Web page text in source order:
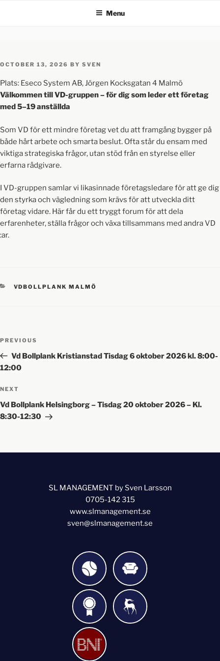
Menu
OCTOBER 13, 2026 BY SVEN
Plats: Eseco System AB, Jörgen Kocksgatan 4 Malmö
Välkommen till VD-gruppen – för dig som leder ett företag
med 5–19 anställda
Som VD för ett mindre företag vet du att framgång bygger på
både hårt arbete och smarta beslut. Ofta står du ensam med
viktiga strategiska frågor, utan stöd från en styrelse eller
erfarna rådgivare.
I VD-gruppen samlar vi likasinnade företagsledare för att ge dig
den styrka och vägledning som krävs för att utveckla ditt
företag vidare. Här får du ett tryggt forum för att dela
erfarenheter, ställa frågor och växa tillsammans med andra VD
:ar.
VDBOLLPLANK MALMÖ
PREVIOUS
Vd Bollplank Kristianstad Tisdag 6 oktober 2026 kl. 8:00-
12:00
NEXT
Vd Bollplank Helsingborg – Tisdag 20 oktober 2026 – Kl.
8:30-12:30
SL MANAGEMENT by Sven Larsson
0705-142 315
www.slmanagement.se
sven@slmanagement.se